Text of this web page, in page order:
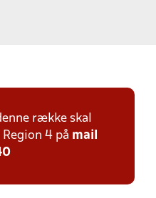
række skal
4 på mail